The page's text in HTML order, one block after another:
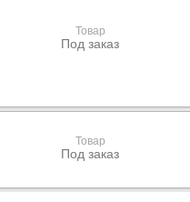
Товар
Под заказ
Товар
Под заказ